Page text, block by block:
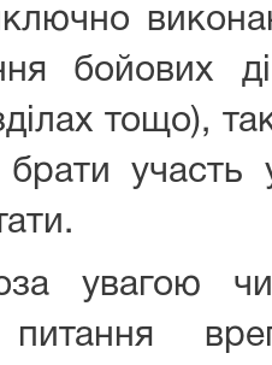
бойових
тощо),
участь
увагою